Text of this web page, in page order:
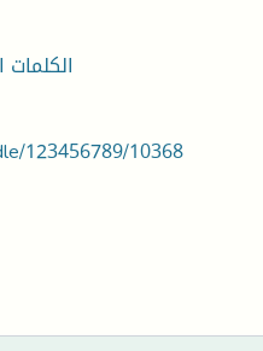
الكلمات
123456789/10368